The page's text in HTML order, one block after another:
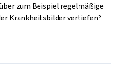
zum Beispiel regelmäßige
Krankheitsbilder vertiefen?